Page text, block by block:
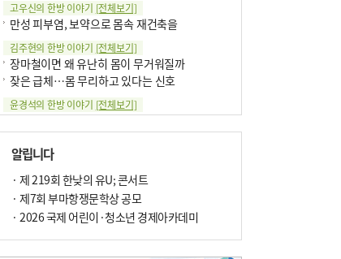
고우신의 한방 이야기 [전체보기]
만성 피부염, 보약으로 몸속 재건축을
김주현의 한방 이야기 [전체보기]
장마철이면 왜 유난히 몸이 무거워질까
잦은 급체…몸 무리하고 있다는 신호
윤경석의 한방 이야기 [전체보기]
땀 멈추려 하지 말고 원인부터 찾아야
손 떨림, 늙음 증거일까 질병 신호일까
윤화정의 한방 이야기
냉기 직접 닿으면 ‘구안와사’ 위험
의료 다이제스트[전체보기]
환자경험평가 지역 1위·전국 2위 外
알립니다
· 제 219회 한낮의 유U; 콘서트
· 제7회 부마항쟁문학상 공모
· 2026 국제 어린이·청소년 경제아카데미